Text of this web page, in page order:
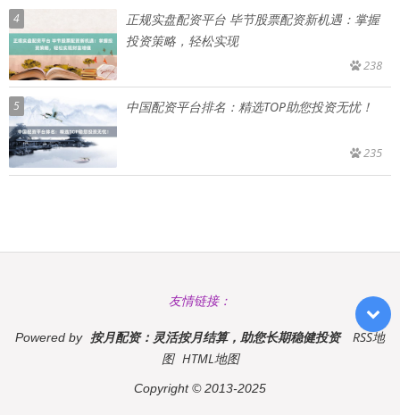
4
正规实盘配资平台 毕节股票配资新机遇：掌握
投资策略，轻松实现
238
5 中国配资平台排名：精选TOP助您投资无忧！
235
友情链接：
Powered by 按月配资：灵活按月结算，助您长期稳健投资
RSS地
图 HTML地图
Copyright© 2013-2025